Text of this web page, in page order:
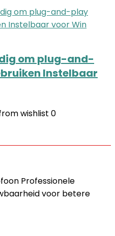
om plug-and-
Instelbaar
wishlist 0
Professionele
voor betere